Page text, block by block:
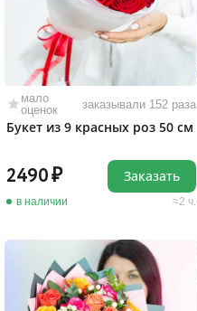
мало
оценок
заказывали 152 раза
Букет из 9 красных роз 50 см
2490
в наличии 2 ч.
Заказать